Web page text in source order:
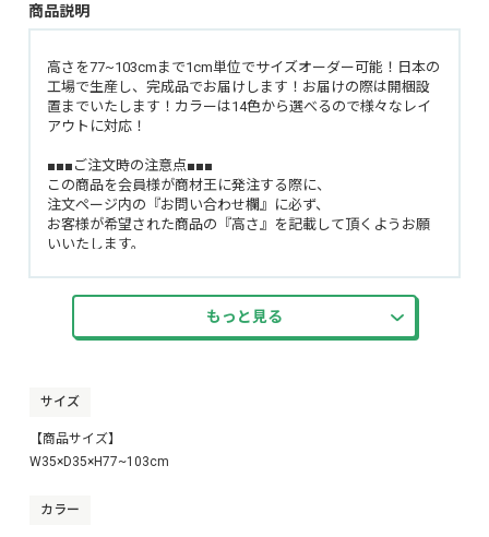
商品説明
高さを77~103cmまで1cm単位でサイズオーダー可能！日本の
工場で生産し、完成品でお届けします！お届けの際は開梱設
置までいたします！カラーは14色から選べるので様々なレイ
アウトに対応！
■■■ご注文時の注意点■■■
この商品を会員様が商材王に発注する際に、
注文ページ内の『お問い合わせ欄』に必ず、
お客様が希望された商品の『高さ』を記載して頂くようお願
いいたします。
楽天のRMS、Yahoo!のStoreCreatorからの注文内に下記の記載
があります。
例01）商品の高さ(77cm〜103cm):91cm →→ この場合は
「高さ：102cm」
※弊社が用意しております商品登録用のCSVデータで登録し
た場合、上記のようになります。
もっと見る
サイズ
【商品サイズ】
W35×D35×H77~103cm
カラー